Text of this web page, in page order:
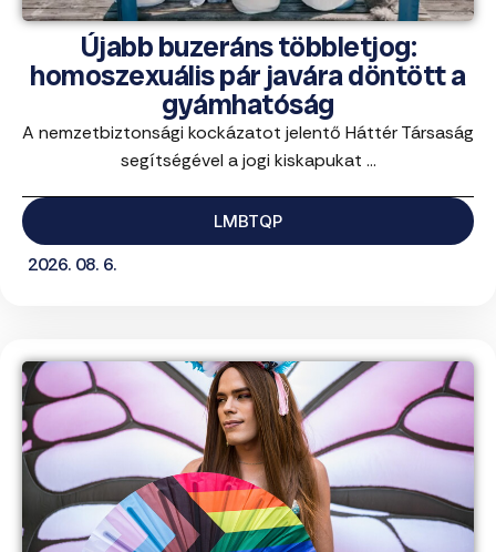
Újabb buzeráns többletjog:
homoszexuális pár javára döntött a
gyámhatóság
A nemzetbiztonsági kockázatot jelentő Háttér Társaság
segítségével a jogi kiskapukat ...
LMBTQP
2026. 08. 6.